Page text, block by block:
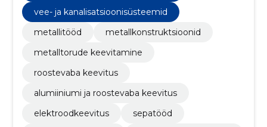
vee- ja kanalisatsioonisüsteemid
metallitööd
metallkonstruktsioonid
metalltorude keevitamine
roostevaba keevitus
alumiiniumi ja roostevaba keevitus
elektroodkeevitus
sepatööd